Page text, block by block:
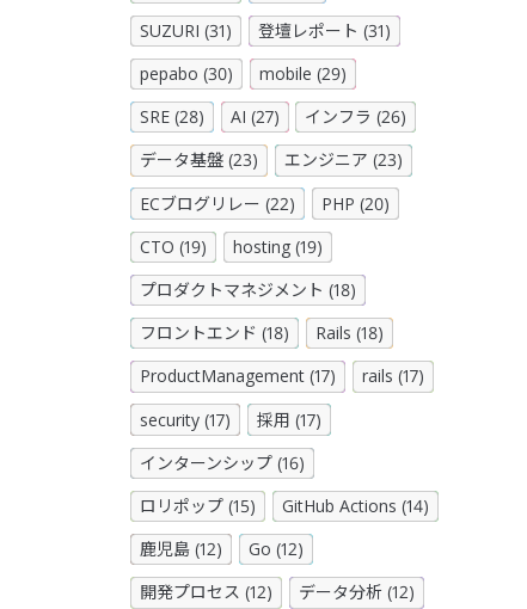
SUZURI (31)
登壇レポート (31)
pepabo (30)
mobile (29)
SRE (28)
AI (27)
インフラ (26)
データ基盤 (23)
エンジニア (23)
ECブログリレー (22)
PHP (20)
CTO (19)
hosting (19)
プロダクトマネジメント (18)
フロントエンド (18)
Rails (18)
ProductManagement (17)
rails (17)
security (17)
採用 (17)
インターンシップ (16)
ロリポップ (15)
GitHub Actions (14)
鹿児島 (12)
Go (12)
開発プロセス (12)
データ分析 (12)